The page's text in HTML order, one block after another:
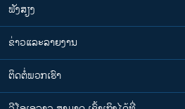
ຟັງສຽງ
ຂ່າວແລະລາຍງານ
ຕິດຕໍ່ພວກເຮົາ